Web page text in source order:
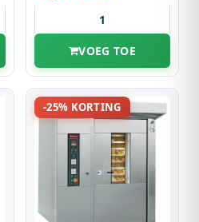
VOEG TOE
-25% KORTING